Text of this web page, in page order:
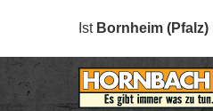
Ist Bornheim (Pfalz)